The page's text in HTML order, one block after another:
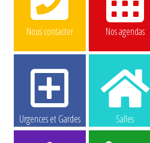
Nous contacter Nos agendas
Urgences et Gardes Salles